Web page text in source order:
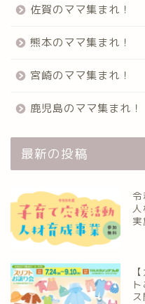
佐賀のママ集まれ！
熊本のママ集まれ！
宮崎のママ集まれ！
鹿児島のママ集まれ！
最新の投稿
実
ス